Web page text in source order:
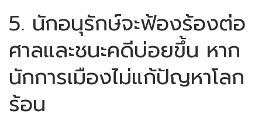
5. นักอนุรักษ์จะฟ้องร้องต่อ
ศาลและชนะคดีบ่อยขึ้น หาก
นักการเมืองไม่แก้ปัญหาโลก
ร้อน